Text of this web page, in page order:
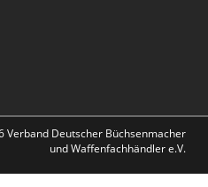
Verband Deutscher Büchsenmacher
und Waffenfachhändler e.V.